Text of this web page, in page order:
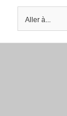
Aller à...